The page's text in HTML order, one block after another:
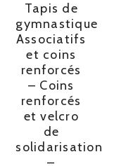
Tapis de
gymnastique
Associatifs
et coins
renforcés
– Coins
renforcés
et velcro
de
solidarisation
–